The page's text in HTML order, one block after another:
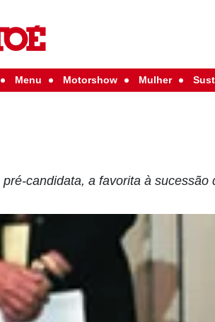
Menu Motorshow Mulher
candidata, a favorita à sucessão